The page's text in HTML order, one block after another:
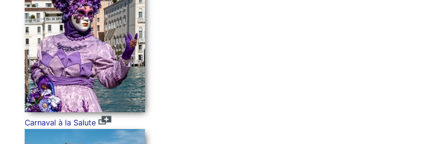
Carnaval à la Salute